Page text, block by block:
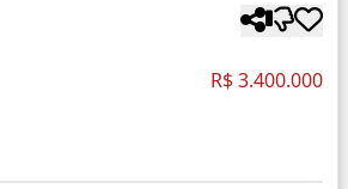
R$ 3.400.000